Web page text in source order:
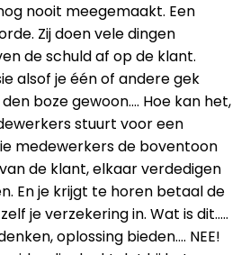
nooit meegemaakt. Een
Zij doen vele dingen
de schuld af op de klant.
alsof je één of andere gek
boze gewoon.... Hoe kan het,
stuurt voor een
medewerkers de boventoon
de klant, elkaar verdedigen
En je krijgt te horen betaal de
je verzekering in. Wat is dit.....
oplossing bieden.... NEE!